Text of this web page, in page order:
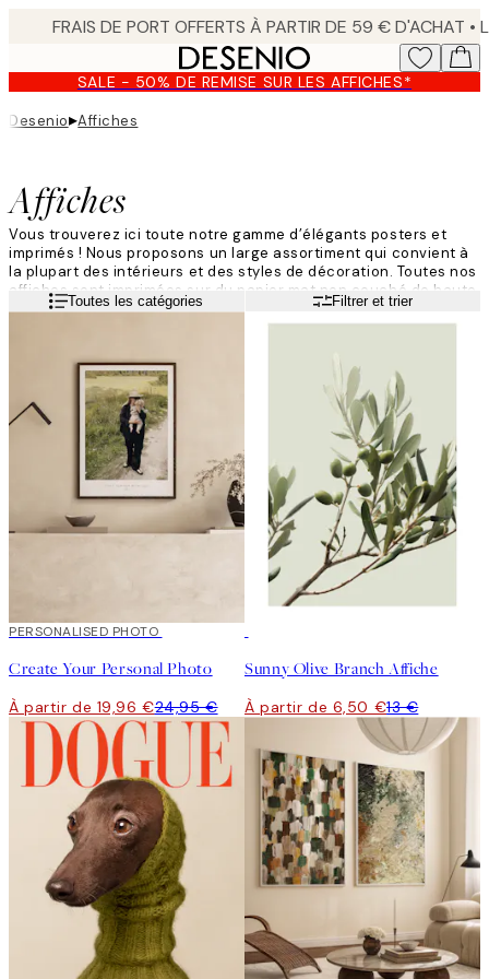
content.SALE - 50% DE REMISE SUR LES AFFICHES*
Desenio▸Affiches
Affiches
Vous trouverez ici toute notre gamme d’élégants posters et
imprimés ! Nous proposons un large assortiment qui convient à
la plupart des intérieurs et des styles de décoration. Toutes nos
affiches sont imprimées sur du papier mat non couché de haute
qualité et nousrenouvellons en continu nos posters pour que
vous puissiez toujours trouver le produit qui correspond à vos
avec des affiches tendance de Desenio !
Lire la suiteToutes les catégories Filtrer et trier
20%*Créer de l'Art
PERSONALISED PHOTO
Create Your Personal Photo
À partir de 19,96 €24,95 €
Sunny Olive Branch Affiche
À partir de 6,50 €13 €